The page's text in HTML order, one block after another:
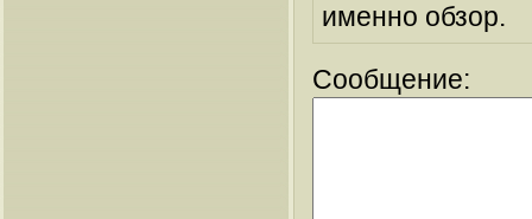
именно обзор.
Сообщение: